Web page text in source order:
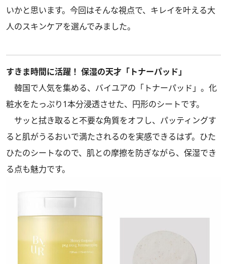
いかと思います。今回はそんな視点で、キレイを叶える大
人のスキンケアを選んでみました。
すきま時間に活躍！ 保湿の天才「トナーパッド」
韓国で人気を集める、バイユアの「トナーパッド」。化
粧水をたっぷり1本分浸透させた、円形のシートです。
サッと拭き取ると不要な角質をオフし、パッティングす
ると肌がうるおいで満たされるのを実感できるはず。ひた
ひたのシートなので、肌との摩擦を防ぎながら、保湿でき
る点も魅力です。